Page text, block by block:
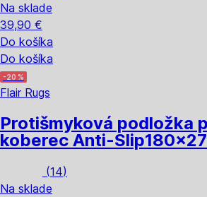
Na sklade
39,90 €
Do košíka
Do košíka
-20 %
Flair Rugs
Protišmyková podložka
koberec Anti-Slip
(14)
Na sklade